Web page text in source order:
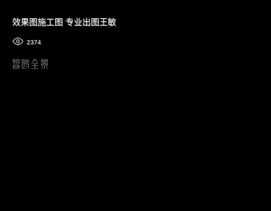
效果图施工图 专业出图王敏
2374